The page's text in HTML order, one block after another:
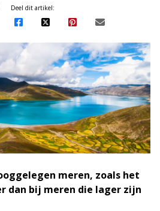
Deel dit artikel:
meren, zoals het
dan bij meren die lager zijn